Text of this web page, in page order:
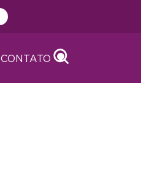
CONTATO Abrir